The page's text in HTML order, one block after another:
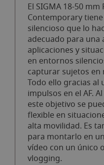
El SIGMA 18-50 mm
Contemporary
silencioso que lo
adecuado para una
aplicaciones y
en entornos
capturar sujetos
Todo ello gracias
impulsos en el AF.
este objetivo se
flexible en
alta movilidad. Es
para montarlo en
vídeo con un único
vlogging.